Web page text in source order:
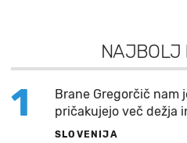
NAJBOLJ
1
Brane Gregorčič nam
pričakujejo več dežja
SLOVENIJA